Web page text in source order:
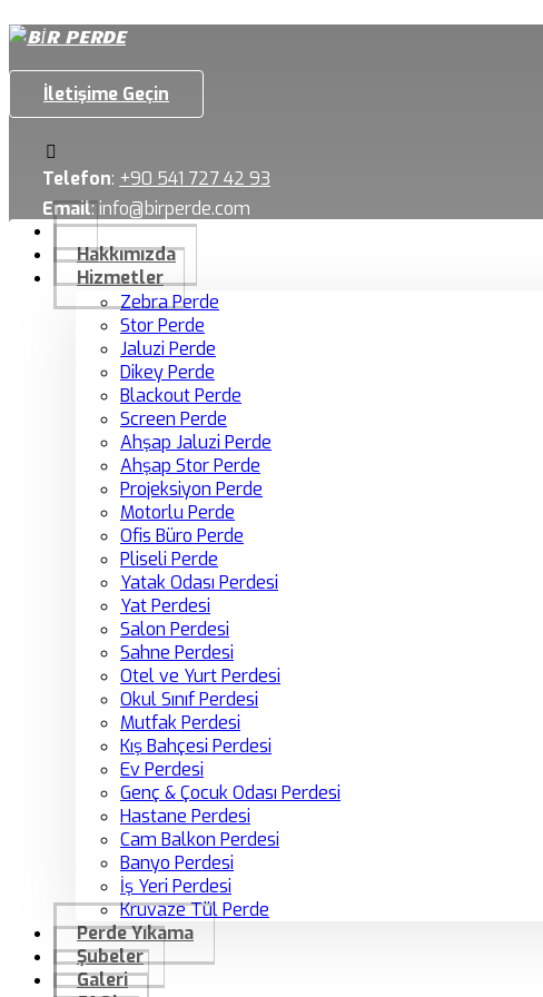
İletişime Geçin
Telefon: +90 541 727 42 93
Email:info@birperde.com
Hakkımızda
Hizmetler
Zebra Perde
Stor Perde
Jaluzi Perde
Dikey Perde
Blackout Perde
Screen Perde
Ahşap Jaluzi Perde
Ahşap Stor Perde
Projeksiyon Perde
Motorlu Perde
Ofis Büro Perde
Pliseli Perde
Yatak Odası Perdesi
Yat Perdesi
Salon Perdesi
Sahne Perdesi
Otel ve Yurt Perdesi
Okul Sınıf Perdesi
Mutfak Perdesi
Kış Bahçesi Perdesi
Ev Perdesi
Genç & Çocuk Odası Perdesi
Hastane Perdesi
Cam Balkon Perdesi
Banyo Perdesi
İş Yeri Perdesi
Kruvaze Tül Perde
Perde Yıkama
Şubeler
Galeri